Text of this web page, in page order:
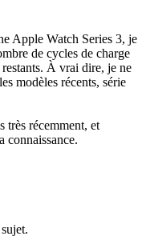
Apple Watch Series 3, je
de cycles de charge
À vrai dire, je ne
modèles récents, série
très récemment, et
connaissance.